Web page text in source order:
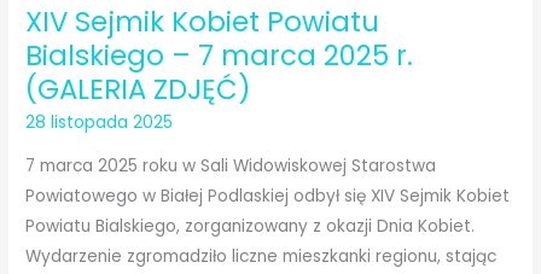
2026
roku
–
XV
Sejmik
Kobiet
Powiatu
Bialskiego
XIV Sejmik Kobiet Powiatu
Bialskiego – 7 marca 2025 r.
(GALERIA ZDJĘĆ)
28 listopada 2025
7 marca 2025 roku w Sali Widowiskowej Starostwa
Powiatowego w Białej Podlaskiej odbył się XIV Sejmik Kobiet
Powiatu Bialskiego, zorganizowany z okazji Dnia Kobiet.
Wydarzenie zgromadziło liczne mieszkanki regionu, stając